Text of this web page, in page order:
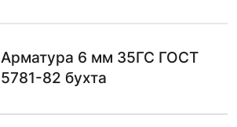
Арматура 6 мм 35ГС ГОСТ
5781-82 бухта